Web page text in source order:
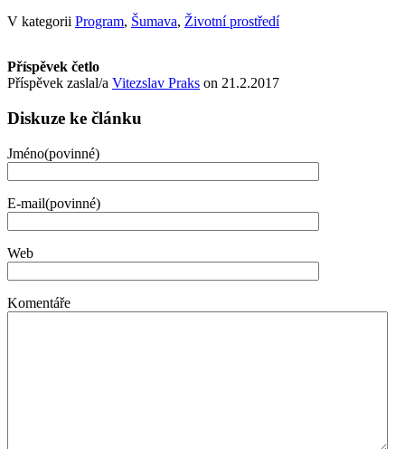
V kategorii Program, Šumava, Životní prostředí
Příspěvek četlo
Příspěvek zaslal/a Vitezslav Praks on 21.2.2017
Diskuze ke článku
Jméno(povinné)
E-mail(povinné)
Web
Komentáře